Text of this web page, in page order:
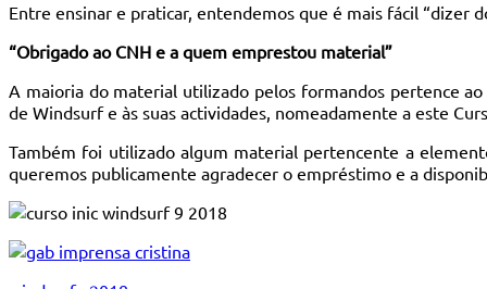
Entre ensinar e praticar, entendemos que é mais fácil “dizer
“Obrigado ao CNH e a quem emprestou material”
A maioria do material utilizado pelos formandos pertence
de Windsurf e às suas actividades, nomeadamente a este
Também foi utilizado algum material pertencente a
queremos publicamente agradecer o empréstimo e a